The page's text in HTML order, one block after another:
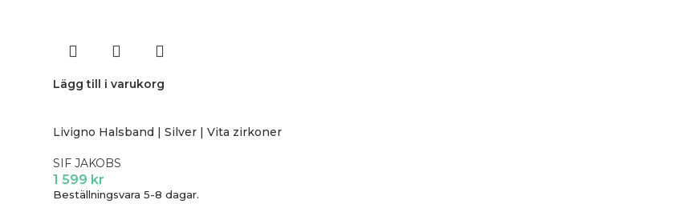
Lägg till i varukorg
Livigno Halsband | Silver | Vita zirkoner
SIF JAKOBS
1 599 kr
Beställningsvara 5-8 dagar.